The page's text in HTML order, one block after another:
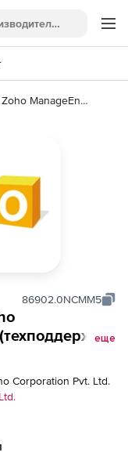
Zoho ManageEngine RMM Central
86902.0NCMM5
еще
Corporation Pvt. Ltd.